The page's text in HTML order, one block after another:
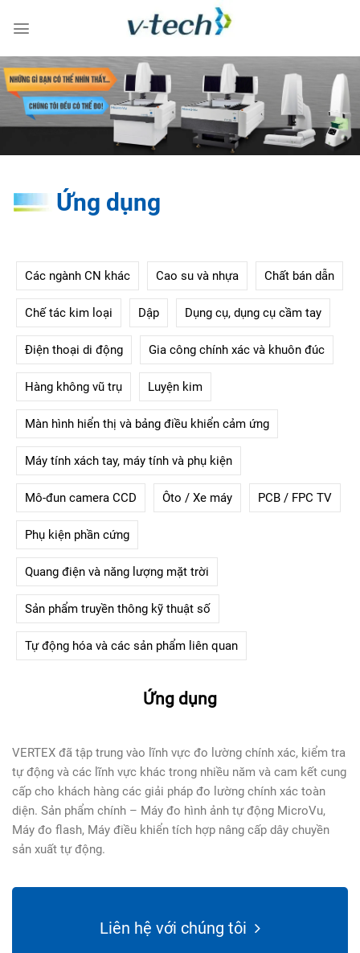
Ứng dụng
Các ngành CN khác Cao su và nhựa Chất bán dẫn
Chế tác kim loại Dập Dụng cụ, dụng cụ cầm tay
Điện thoại di động Gia công chính xác và khuôn đúc
Hàng không vũ trụ Luyện kim
Màn hình hiển thị và bảng điều khiển cảm ứng
Máy tính xách tay, máy tính và phụ kiện
Mô-đun camera CCD Ôto / Xe máy PCB / FPC TV
Phụ kiện phần cứng
Quang điện và năng lượng mặt trời
Sản phẩm truyền thông kỹ thuật số
Tự động hóa và các sản phẩm liên quan
Ứng dụng
VERTEX đã tập trung vào lĩnh vực đo lường chính xác, kiểm tra
tự động và các lĩnh vực khác trong nhiều năm và cam kết cung
cấp cho khách hàng các giải pháp đo lường chính xác toàn
diện. Sản phẩm chính – Máy đo hình ảnh tự động MicroVu,
Máy đo flash, Máy điều khiển tích hợp nâng cấp dây chuyền
sản xuất tự động.
Liên hệ với chúng tôi